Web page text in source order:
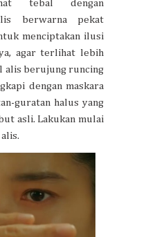
tebal dengan
berwarna pekat
menciptakan ilusi
agar terlihat lebih
alis berujung runcing
dengan maskara
guratan halus yang
asli. Lakukan mulai